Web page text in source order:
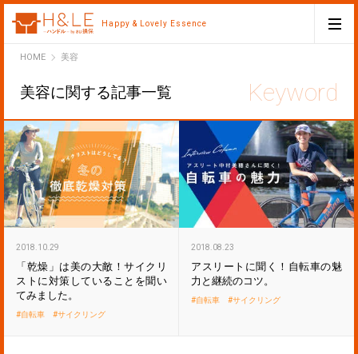
Happy & Lovely Essence
HOMEH&LE美容
美容に関する記事一覧
2018.10.29
「乾燥」は美の大敵！サイクリ
ストに対策していることを聞い
てみました。
自転車 サイクリング
2018.08.23
アスリートに聞く！自転車の魅
力と継続のコツ。
自転車 サイクリング